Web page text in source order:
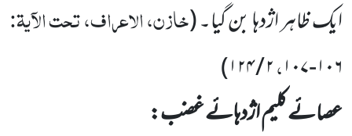
ایک ظاہر اژدہا بن گیا۔(خازن، الاعراف، تحت الآیۃ:
۱۰۶-۱۰۷،۲/۱۲۴)
عصائے کلیم اژدہائے غضب: